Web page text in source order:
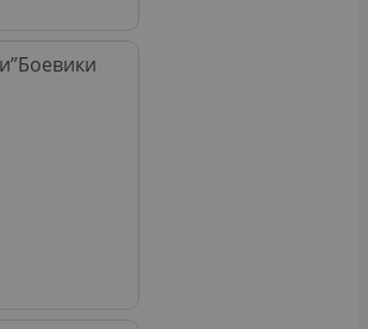
Боевики